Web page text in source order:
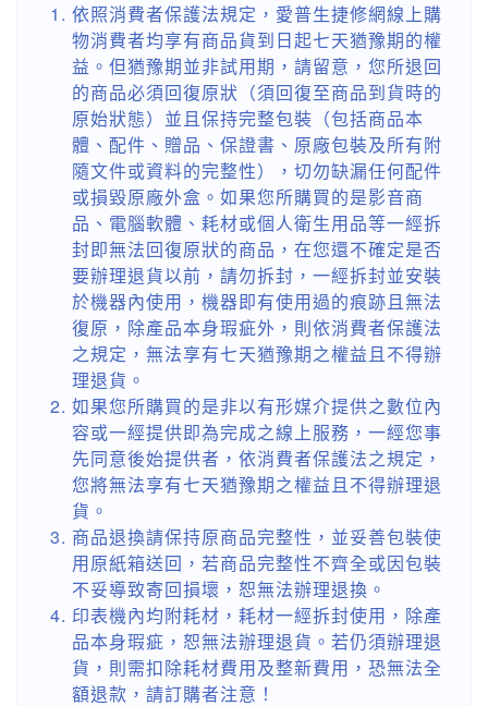
依照消費者保護法規定，愛普生捷修網線上購
物消費者均享有商品貨到日起七天猶豫期的權
益。但猶豫期並非試用期，請留意，您所退回
的商品必須回復原狀（須回復至商品到貨時的
原始狀態）並且保持完整包裝（包括商品本
體、配件、贈品、保證書、原廠包裝及所有附
隨文件或資料的完整性），切勿缺漏任何配件
或損毀原廠外盒。如果您所購買的是影音商
品、電腦軟體、耗材或個人衛生用品等一經拆
封即無法回復原狀的商品，在您還不確定是否
要辦理退貨以前，請勿拆封，一經拆封並安裝
於機器內使用，機器即有使用過的痕跡且無法
復原，除產品本身瑕疵外，則依消費者保護法
之規定，無法享有七天猶豫期之權益且不得辦
理退貨。
如果您所購買的是非以有形媒介提供之數位內
容或一經提供即為完成之線上服務，一經您事
先同意後始提供者，依消費者保護法之規定，
您將無法享有七天猶豫期之權益且不得辦理退
貨。
商品退換請保持原商品完整性，並妥善包裝使
用原紙箱送回，若商品完整性不齊全或因包裝
不妥導致寄回損壞，恕無法辦理退換。
印表機內均附耗材，耗材一經拆封使用，除產
品本身瑕疵，恕無法辦理退貨。若仍須辦理退
貨，則需扣除耗材費用及整新費用，恐無法全
額退款，請訂購者注意！